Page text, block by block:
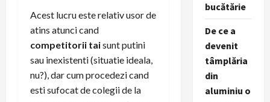
Acest lucru este relativ usor de
atins atunci cand
competitorii taisunt putini
sau inexistenti (situatie ideala,
nu?), dar cum procedezi cand
esti sufocat de colegii de la
bucătărie
De ce a
devenit
tâmplăria
din
aluminiu o